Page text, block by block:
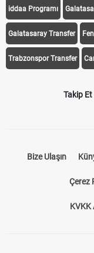
iddaa Programı
Galatasaray Transfer
Trabzonspor Transfer
Takip Et
Bize Ulaşın
Çerez
KVKK